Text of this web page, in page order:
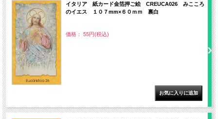
イタリア 紙カード金箔押ご絵 CREUCA026 みこころ
のイエス １０７mm×６０ｍｍ 裏白
価格： 55円(税込)